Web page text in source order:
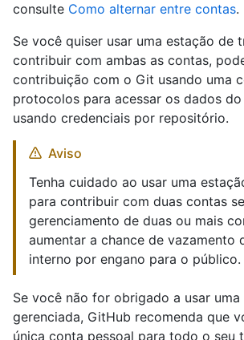
consulte Como alternar entre contas.
Se você quiser usar uma estação de
contribuir com ambas as contas,
contribuição com o Git usando uma
protocolos para acessar os dados
usando credenciais por repositório.
Aviso
Tenha cuidado ao usar uma
para contribuir com duas contas
gerenciamento de duas ou mais
aumentar a chance de vazamento
interno por engano para o público.
Se você não for obrigado a usar
gerenciada, GitHub recomenda que
única conta pessoal para todo o seu